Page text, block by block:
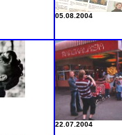
05.08.2004
22.07.2004